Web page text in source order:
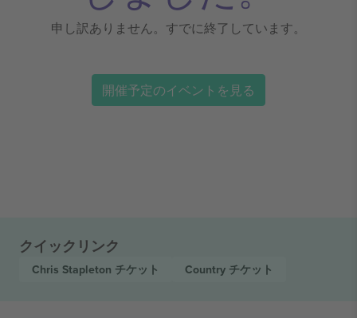
申し訳ありません。すでに終了しています。
開催予定のイベントを見る
クイックリンク
Chris Stapleton チケット Country チケット